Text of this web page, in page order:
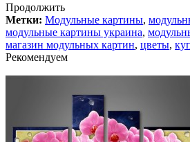
Продолжить
Метки: Модульные картины,
модульные картины украина,
магазин модульных картин, цветы,
Рекомендуем